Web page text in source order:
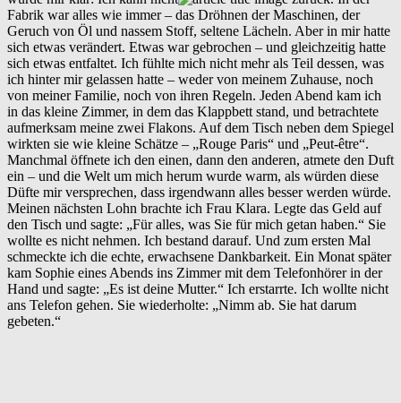
Fabrik war alles wie immer – das Dröhnen der Maschinen, der
Geruch von Öl und nassem Stoff, seltene Lächeln. Aber in mir hatte
sich etwas verändert. Etwas war gebrochen – und gleichzeitig hatte
sich etwas entfaltet. Ich fühlte mich nicht mehr als Teil dessen, was
ich hinter mir gelassen hatte – weder von meinem Zuhause, noch
von meiner Familie, noch von ihren Regeln. Jeden Abend kam ich
in das kleine Zimmer, in dem das Klappbett stand, und betrachtete
aufmerksam meine zwei Flakons. Auf dem Tisch neben dem Spiegel
wirkten sie wie kleine Schätze – „Rouge Paris“ und „Peut-être“.
Manchmal öffnete ich den einen, dann den anderen, atmete den Duft
ein – und die Welt um mich herum wurde warm, als würden diese
Düfte mir versprechen, dass irgendwann alles besser werden würde.
Meinen nächsten Lohn brachte ich Frau Klara. Legte das Geld auf
den Tisch und sagte: „Für alles, was Sie für mich getan haben.“ Sie
wollte es nicht nehmen. Ich bestand darauf. Und zum ersten Mal
schmeckte ich die echte, erwachsene Dankbarkeit. Ein Monat später
kam Sophie eines Abends ins Zimmer mit dem Telefonhörer in der
Hand und sagte: „Es ist deine Mutter.“ Ich erstarrte. Ich wollte nicht
ans Telefon gehen. Sie wiederholte: „Nimm ab. Sie hat darum
gebeten.“